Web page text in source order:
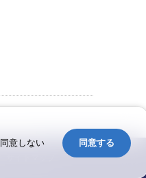
↑ページのトップへ
同意しない 同意する